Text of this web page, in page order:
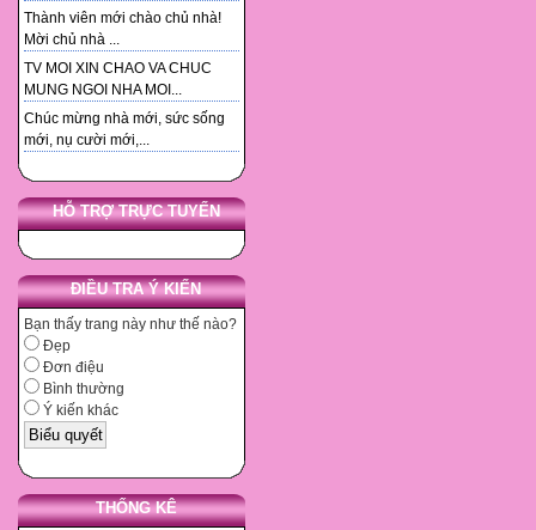
Thành viên mới chào chủ nhà!
Mời chủ nhà ...
TV MOI XIN CHAO VA CHUC
MUNG NGOI NHA MOI...
Chúc mừng nhà mới, sức sống
mới, nụ cười mới,...
HỖ TRỢ TRỰC TUYẾN
ĐIỀU TRA Ý KIẾN
Bạn thấy trang này như thế nào?
Đẹp
Đơn điệu
Bình thường
Ý kiến khác
THỐNG KÊ